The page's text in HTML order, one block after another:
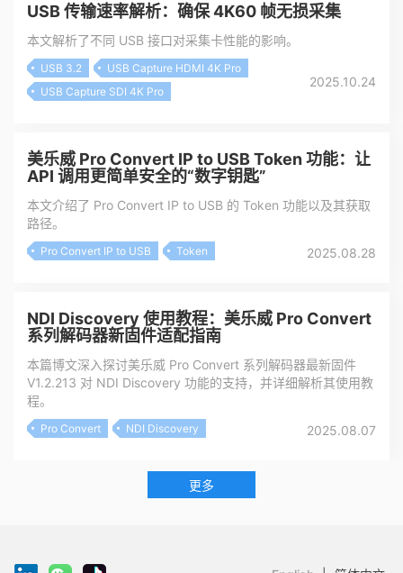
USB 传输速率解析：确保 4K60 帧无损采集
本文解析了不同 USB 接口对采集卡性能的影响。
USB 3.2
USB Capture HDMI 4K Pro
USB Capture SDI 4K Pro
2025.10.24
美乐威 Pro Convert IP to USB Token 功能：让
API 调用更简单安全的“数字钥匙”
本文介绍了 Pro Convert IP to USB 的 ​​Token 功能​​以及其获取
路径。
Pro Convert IP to USB Token 2025.08.28
NDI Discovery 使用教程：美乐威 Pro Convert
系列解码器新固件适配指南
本篇博文深入探讨美乐威 Pro Convert 系列解码器最新固件
V1.2.213 对 NDI Discovery 功能的支持，并详细解析其使用教
程。
Pro Convert NDI Discovery 2025.08.07
更多